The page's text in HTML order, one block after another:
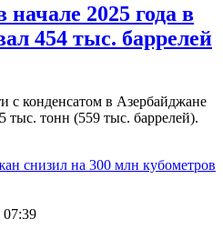
2025 года в
454 тыс. баррелей
с конденсатом в Азербайджане
тыс. тонн (559 тыс. баррелей).
07:39